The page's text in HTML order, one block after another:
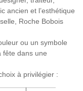
ancien et l’esthétique
Roche Bobois
ou un symbole
fête dans une
à privilégier :